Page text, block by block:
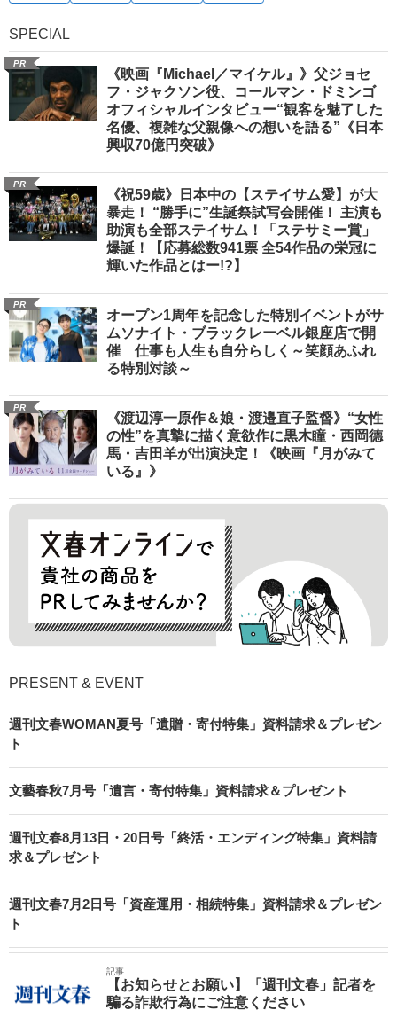
SPECIAL
PR
《映画『Michael／マイケル』》父ジョセ
フ・ジャクソン役、コールマン・ドミンゴ
オフィシャルインタビュー“観客を魅了した
名優、複雑な父親像への想いを語る”《日本
興収70億円突破》
PR
《祝59歳》日本中の【ステイサム愛】が大
暴走！ “勝手に”生誕祭試写会開催！ 主演も
助演も全部ステイサム！「ステサミー賞」
爆誕！【応募総数941票 全54作品の栄冠に
輝いた作品とはー!?】
PR
オープン1周年を記念した特別イベントがサ
ムソナイト・ブラックレーベル銀座店で開
催 仕事も人生も自分らしく～笑顔あふれ
る特別対談～
PR
《渡辺淳一原作＆娘・渡邉直子監督》“女性
の性”を真摯に描く意欲作に黒木瞳・西岡德
馬・吉田羊が出演決定！《映画『月がみて
いる』》
PRESENT & EVENT
週刊文春WOMAN夏号「遺贈・寄付特集」資料請求＆プレゼン
ト
文藝春秋7月号「遺言・寄付特集」資料請求＆プレゼント
週刊文春8月13日・20日号「終活・エンディング特集」資料請
求＆プレゼント
週刊文春7月2日号「資産運用・相続特集」資料請求＆プレゼン
ト
記事
【お知らせとお願い】「週刊文春」記者を
騙る詐欺行為にご注意ください